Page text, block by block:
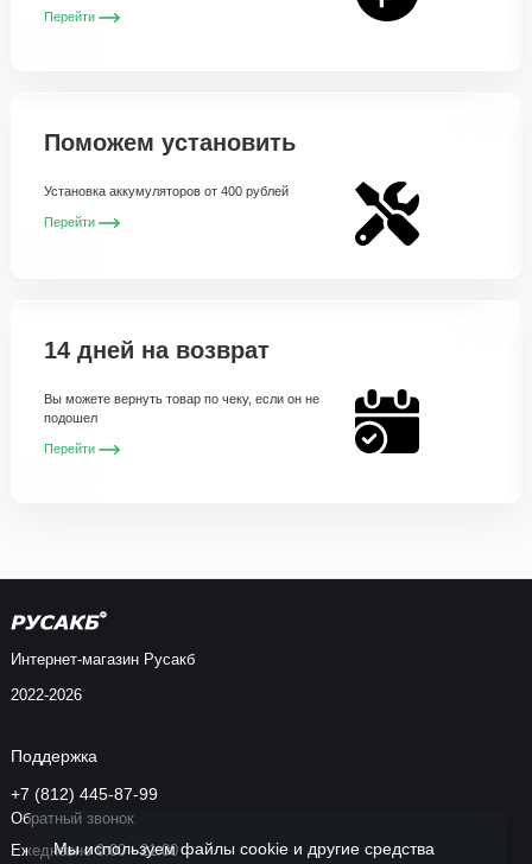
Перейти
Поможем установить
Установка аккумуляторов от 400 рублей
Перейти
14 дней на возврат
Вы можете вернуть товар по чеку, если он не
подошел
Перейти
Мы используем файлы cookie и другие средства
Интернет-магазин Русакб
2022-2026
Поддержка
+7 (812) 445-87-99
Обратный звонок
Ежедневно 9:00 - 21:00